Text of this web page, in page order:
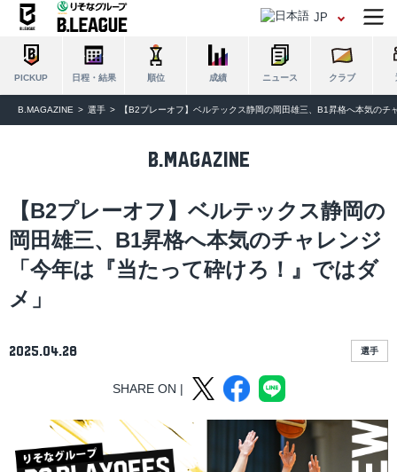
JP
PICKUP 日程・結果 順位 成績 ニュース クラブ
B.MAGAZINE 選手 【B2プレーオフ】ベルテックス静岡の岡田雄三、B1昇格へ本気の
B.MAGAZINE
【B2プレーオフ】ベルテックス静岡の
岡田雄三、B1昇格へ本気のチャレンジ
「今年は『当たって砕けろ！』ではダ
メ」
2025.04.28 選手
SHARE ON |